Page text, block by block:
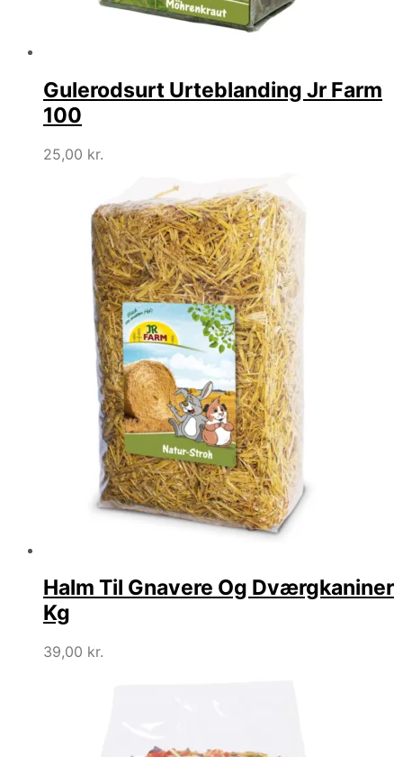
Gulerodsurt Urteblanding Jr Farm
100
25,00 kr.
Halm Til Gnavere Og Dværgkaniner
Kg
39,00 kr.